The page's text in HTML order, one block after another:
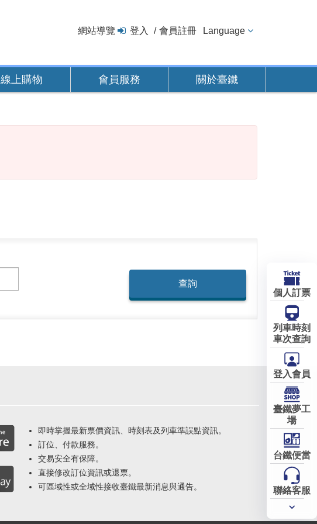
網站導覽 登入 會員註冊 Language
線上購物 會員服務 關於臺鐵
即時掌握最新票價資訊、時刻表及列車準誤點資訊。
訂位、付款服務。
交易安全有保障。
直接修改訂位資訊或退票。
可區域性或全域性接收臺鐵最新消息與通告。
個人訂票
列車時刻
車次查詢
登入會員
臺鐵夢工
場
台鐵便當
聯絡客服
常用